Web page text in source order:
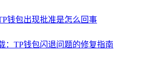
钱包出现批准是怎么回事
：TP钱包闪退问题的修复指南